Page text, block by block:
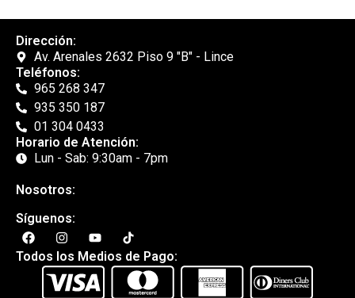
Dirección:
Av. Arenales 2632 Piso 9 "B" - Lince
Teléfonos:
965 268 347
935 350 187
01 304 0433
Horario de Atención:
Lun - Sab: 9:30am - 7pm
Nosotros:
Síguenos:
Todos los Medios de Pago: